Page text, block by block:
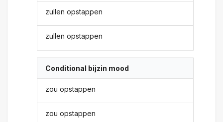
zullen opstappen
zullen opstappen
Conditional bijzin mood
zou opstappen
zou opstappen